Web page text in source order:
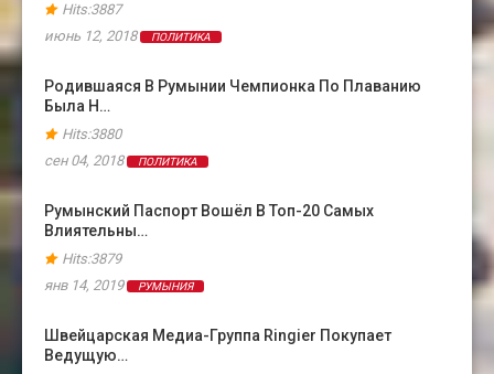
Hits:3887
июнь 12, 2018
ПОЛИТИКА
Родившаяся В Румынии Чемпионка По Плаванию
Была Н…
Hits:3880
сен 04, 2018
ПОЛИТИКА
Румынский Паспорт Вошёл В Топ-20 Самых
Влиятельны…
Hits:3879
янв 14, 2019
РУМЫНИЯ
Швейцарская Медиа-Группа Ringier Покупает
Ведущую…